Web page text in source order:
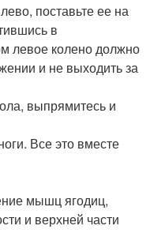
поставьте ее на
в
левое колено должно
и не выходить за
выпрямитесь и
Все это вместе
мышц ягодиц,
и верхней части